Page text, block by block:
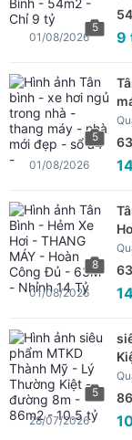
5
9
01/08/2026
5
01/08/2026
8
01/08/2026
5
28/07/2026